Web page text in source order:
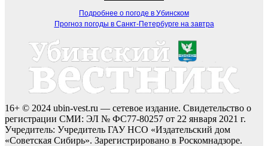
Подробнее о погоде в Убинском
Прогноз погоды в Санкт-Петербурге на завтра
16+ © 2024 ubin-vest.ru — сетевое издание. Свидетельство о
регистрации СМИ: ЭЛ № ФС77-80257 от 22 января 2021 г.
Учредитель: Учредитель ГАУ НСО «Издательский дом
«Советская Сибирь». Зарегистрировано в Роскомнадзоре.